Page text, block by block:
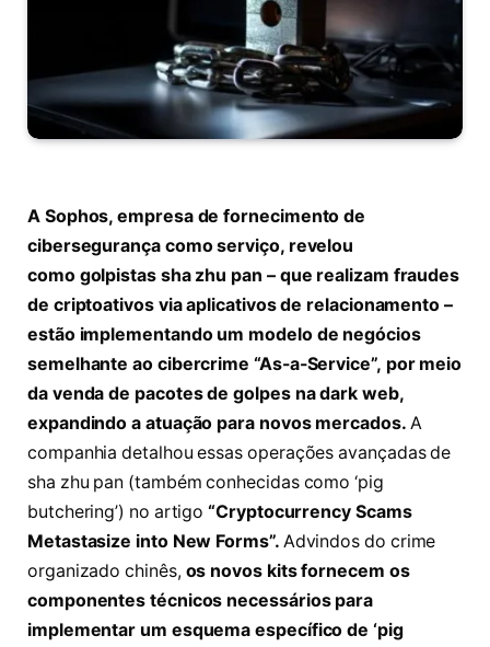
A Sophos, empresa de fornecimento de
cibersegurança como serviço, revelou
como golpistas sha zhu pan – que realizam fraudes
de criptoativos via aplicativos de relacionamento –
estão implementando um modelo de negócios
semelhante ao cibercrime “As-a-Service”, por meio
da venda de pacotes de golpes na dark web,
expandindo a atuação para novos mercados. A
companhia detalhou essas operações avançadas de
sha zhu pan (também conhecidas como ‘pig
butchering’) no artigo “Cryptocurrency Scams
Metastasize into New Forms”. Advindos do crime
organizado chinês, os novos kits fornecem os
componentes técnicos necessários para
implementar um esquema específico de ‘pig